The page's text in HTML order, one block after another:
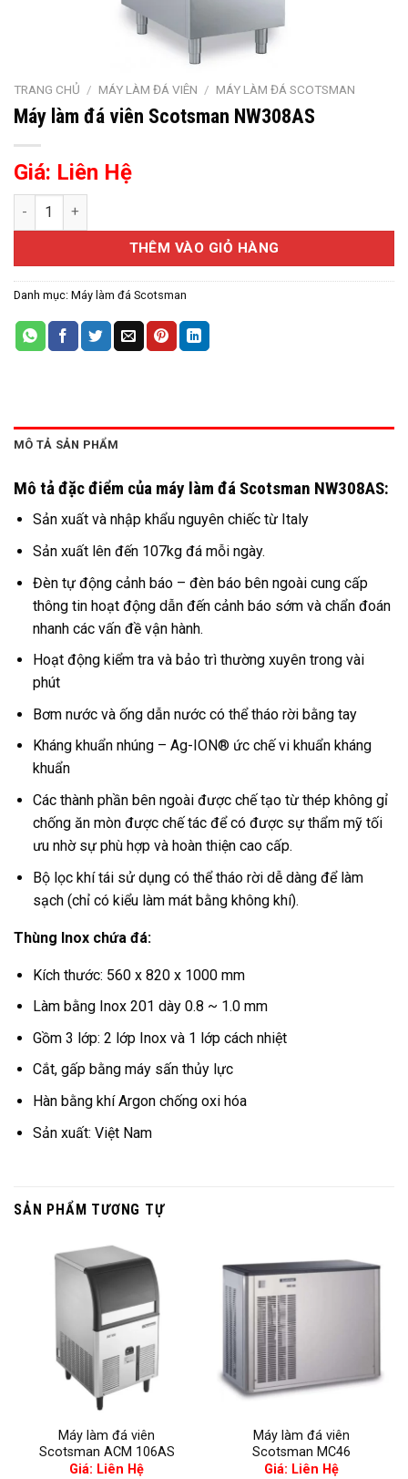
TRANG CHỦ / MÁY LÀM ĐÁ VIÊN / MÁY LÀM ĐÁ SCOTSMAN
Máy làm đá viên Scotsman NW308AS
Giá: Liên Hệ
Máy làm đá viên Scotsman NW308AS số lượng
THÊM VÀO GIỎ HÀNG
Danh mục: Máy làm đá Scotsman
MÔ TẢ SẢN PHẨM
Mô tả đặc điểm của máy làm đá Scotsman NW308AS:
Sản xuất và nhập khẩu nguyên chiếc từ Italy
Sản xuất lên đến 107kg đá mỗi ngày.
Đèn tự động cảnh báo – đèn báo bên ngoài cung cấp
thông tin hoạt động dẫn đến cảnh báo sớm và chẩn đoán
nhanh các vấn đề vận hành.
Hoạt động kiểm tra và bảo trì thường xuyên trong vài
phút
Bơm nước và ống dẫn nước có thể tháo rời bằng tay
Kháng khuẩn nhúng – Ag-ION® ức chế vi khuẩn kháng
khuẩn
Các thành phần bên ngoài được chế tạo từ thép không gỉ
chống ăn mòn được chế tác để có được sự thẩm mỹ tối
ưu nhờ sự phù hợp và hoàn thiện cao cấp.
Bộ lọc khí tái sử dụng có thể tháo rời dễ dàng để làm
sạch (chỉ có kiểu làm mát bằng không khí).
Thùng Inox chứa đá:
Kích thước: 560 x 820 x 1000 mm
Làm bằng Inox 201 dày 0.8 ~ 1.0 mm
Gồm 3 lớp: 2 lớp Inox và 1 lớp cách nhiệt
Cắt, gấp bằng máy sấn thủy lực
Hàn bằng khí Argon chống oxi hóa
Sản xuất: Việt Nam
SẢN PHẨM TƯƠNG TỰ
Máy làm đá viên
Scotsman ACM 106AS
Giá: Liên Hệ
Máy làm đá viên
Scotsman MC46
Giá: Liên Hệ